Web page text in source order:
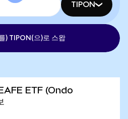
TIPON
) TIPON(으)로 스왑
ETF (Ondo